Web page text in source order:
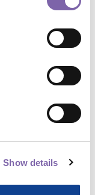
Show details
servizi digitali